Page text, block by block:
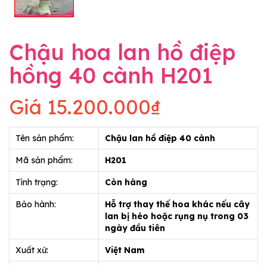
Chậu hoa lan hồ điệp
hồng 40 cành H201
Giá 15.200.000₫
Tên sản phẩm: Chậu lan hồ điệp 40 cành
Mã sản phẩm: H201
Tình trạng: Còn hàng
Bảo hành:
Hỗ trợ thay thế hoa khác nếu cây
lan bị héo hoặc rụng nụ trong 03
ngày đầu tiên
Xuất xứ: Việt Nam